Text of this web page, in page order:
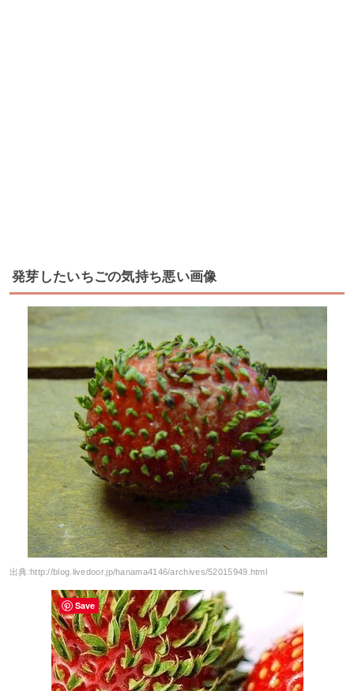
発芽したいちごの気持ち悪い画像
出典:http://blog.livedoor.jp/hanama4146/archives/52015949.html
Save